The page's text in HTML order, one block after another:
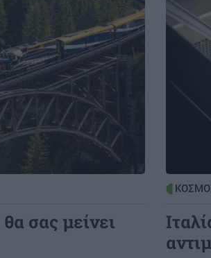
σας μείνει